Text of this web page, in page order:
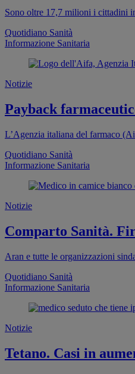
Sono oltre 17,7 milioni i cittadini
Quotidiano Sanità
Informazione Sanitaria
Notizie
Payback
L’Agenzia italiana del farmaco
Quotidiano Sanità
Informazione Sanitaria
Notizie
Comparto Sanità.
Aran e tutte le organizzazioni
Quotidiano Sanità
Informazione Sanitaria
Notizie
Tetano. Casi in